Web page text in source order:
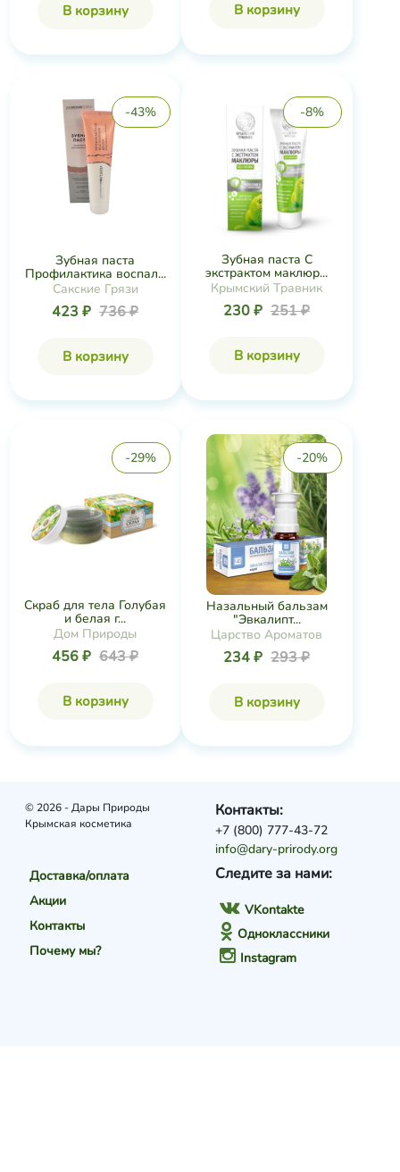
В корзину В корзину
-43%
Зубная паста
Профилактика воспал...
Сакские Грязи
423 ₽ 736 ₽
В корзину
-8%
Зубная паста С
экстрактом маклюр...
Крымский Травник
230 ₽ 251 ₽
В корзину
-29%
Скраб для тела Голубая
и белая г...
Дом Природы
456 ₽ 643 ₽
В корзину
-20%
Назальный бальзам
"Эвкалипт...
Царство Ароматов
234 ₽ 293 ₽
В корзину
© 2026 - Дары Природы
Крымская косметика
Доставка/оплата
Акции
Контакты
Почему мы?
Следите за нами:
VKontakte
Одноклассники
Instagram
Контакты:
+7 (800) 777-43-72
info@dary-prirody.org